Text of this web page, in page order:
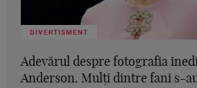
DIVERTISMENT
Adevărul despre fotografia
Anderson. Mulți dintre fani s-